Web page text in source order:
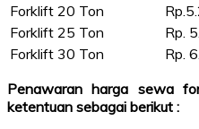
Forklift 20 Ton
Forklift 25 Ton
Rp.
Forklift 30 Ton
Rp.
Penawaran harga sewa
ketentuan sebagai berikut :